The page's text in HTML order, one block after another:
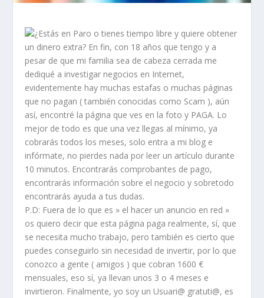
¿Estás en Paro o tienes tiempo libre y quiere obtener
un dinero extra? En fin, con 18 años que tengo y a
pesar de que mi familia sea de cabeza cerrada me
dediqué a investigar negocios en Internet,
evidentemente hay muchas estafas o muchas páginas
que no pagan ( también conocidas como Scam ), aún
así, encontré la página que ves en la foto y PAGA. Lo
mejor de todo es que una vez llegas al mínimo, ya
cobrarás todos los meses, solo entra a mi blog e
infórmate, no pierdes nada por leer un artículo durante
10 minutos. Encontrarás comprobantes de pago,
encontrarás información sobre el negocio y sobretodo
encontrarás ayuda a tus dudas.
P.D: Fuera de lo que es » el hacer un anuncio en red »
os quiero decir que esta página paga realmente, sí, que
se necesita mucho trabajo, pero también es cierto que
puedes conseguirlo sin necesidad de invertir, por lo que
conozco a gente ( amigos ) que cobran 1600 €
mensuales, eso sí, ya llevan unos 3 o 4 meses e
invirtieron. Finalmente, yo soy un Usuari@ gratuti@, es